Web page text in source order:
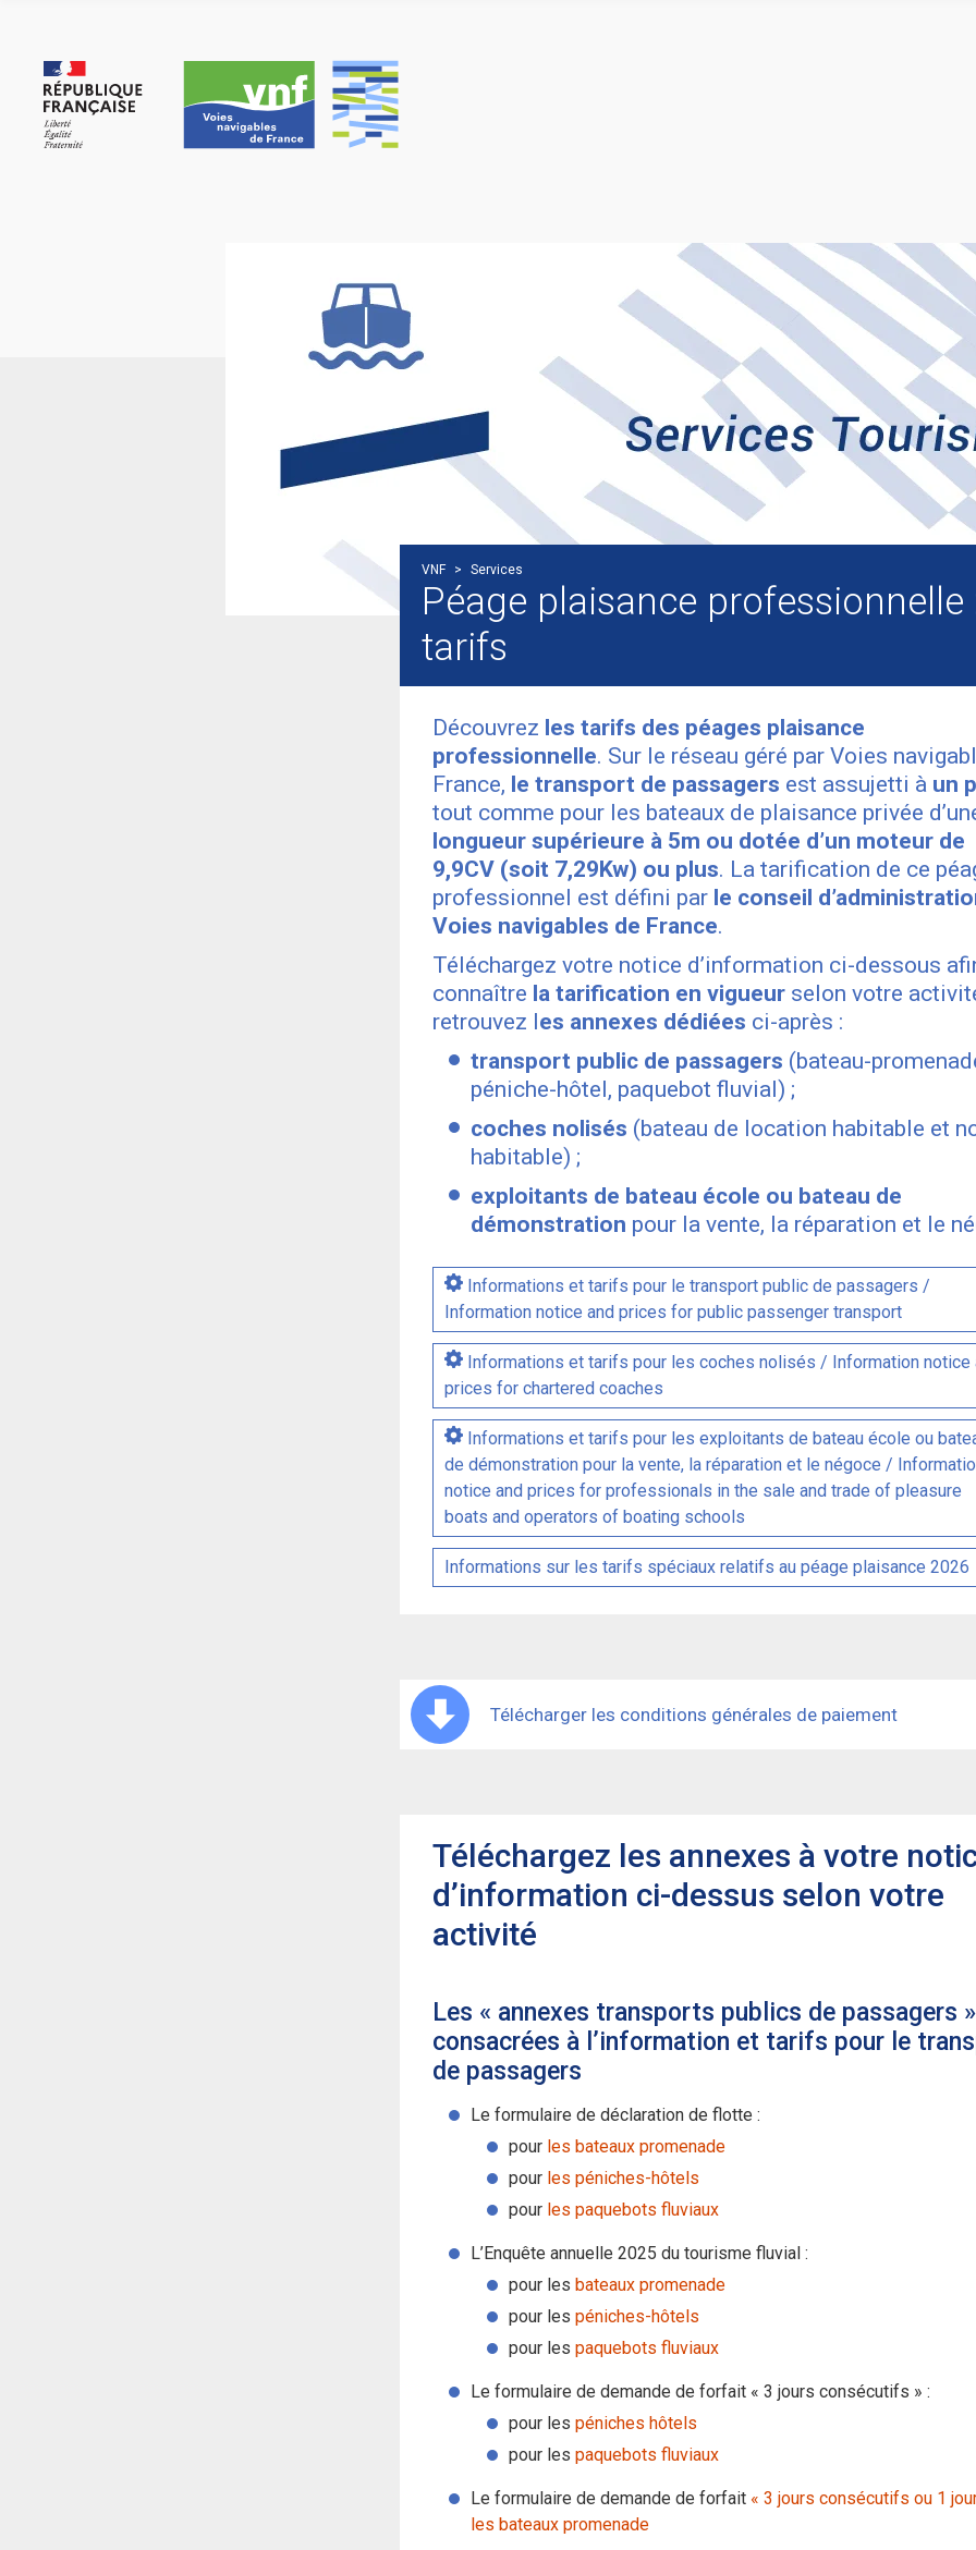
VNF > Services
Péage plaisance professionnelle
tarifs
Découvrez les tarifs des péages plaisance
professionnelle. Sur le réseau géré par Voies
France, le transport de passagers est assujetti à un
tout comme pour les bateaux de plaisance privée
longueur supérieure à 5m ou dotée d’un moteur de
9,9CV (soit 7,29Kw) ou plus. La tarification de ce
professionnel est défini par le conseil
Voies navigables de France.
Téléchargez votre notice d’information ci-dessous
connaître la tarification en vigueur selon votre
retrouvez les annexes dédiées ci-après :
transport public de passagers (bateau-
péniche-hôtel, paquebot fluvial) ;
coches nolisés (bateau de location habitable et
habitable) ;
exploitants de bateau école ou bateau de
démonstration pour la vente, la réparation et le
Informations et tarifs pour le transport public de passagers /
Information notice and prices for public passenger transport
Informations et tarifs pour les coches nolisés / Information notice
prices for chartered coaches
Informations et tarifs pour les exploitants de bateau école ou
de démonstration pour la vente, la réparation et le négoce /
notice and prices for professionals in the sale and trade of pleasure
boats and operators of boating schools
Informations sur les tarifs spéciaux relatifs au péage plaisance 2026
Télécharger les conditions générales de paiement
Téléchargez les annexes à votre
d’information ci-dessus selon votre
activité
Les « annexes transports publics de passagers »
consacrées à l’information et tarifs pour le
de passagers
Le formulaire de déclaration de flotte :
pour les bateaux promenade
pour les péniches-hôtels
pour les paquebots fluviaux
L’Enquête annuelle 2025 du tourisme fluvial :
pour les bateaux promenade
pour les péniches-hôtels
pour les paquebots fluviaux
Le formulaire de demande de forfait « 3 jours consécutifs » :
pour les péniches hôtels
pour les paquebots fluviaux
Le formulaire de demande de forfait « 3 jours consécutifs ou 1
les bateaux promenade